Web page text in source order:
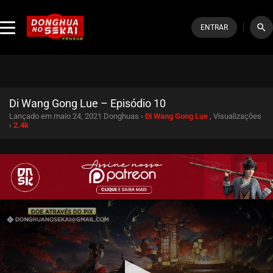
ENTRAR search
Di Wang Gong Lue – Episódio 10
Lançado em maio 24, 2021 Donghuas › Di Wang Gong Lue , Visualizações
› 2.4k